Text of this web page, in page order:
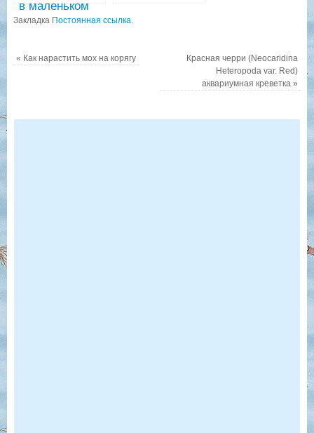
в маленьком
круглом
рыбки
Закладка Постоянная ссылка.
« Как нарастить мох на корягу
Красная черри (Neocaridina
Heteropoda var. Red)
аквариумная креветка»